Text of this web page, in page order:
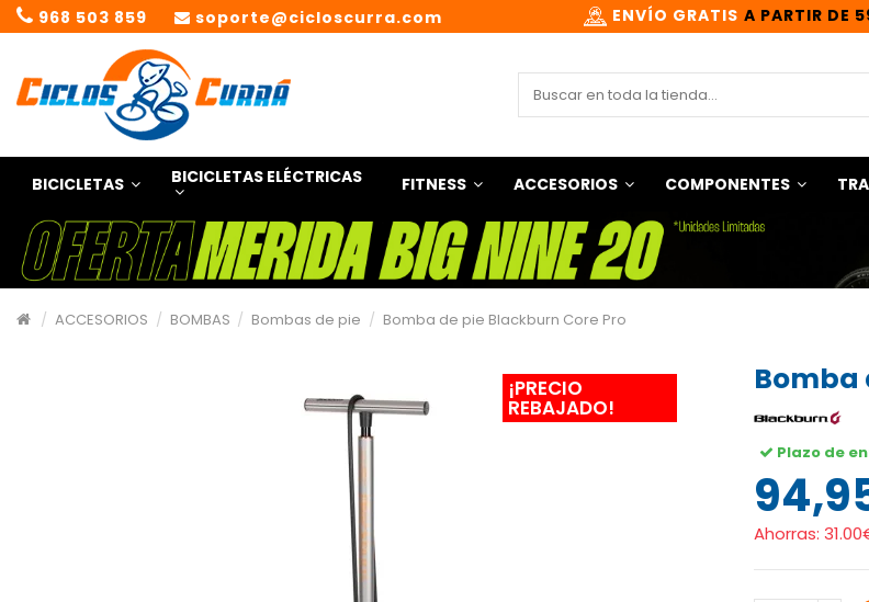
968 503 859 soporte@cicloscurra.com ENVÍO GRATIS A PARTIR DE
BICICLETAS BICICLETAS ELÉCTRICAS FITNESS ACCESORIOS COMPONENTES
ACCESORIOS BOMBAS Bombas de pie Bomba de pie Blackburn Core Pro
¡PRECIO
REBAJADO!
Bomba
Plazo de
Ahorras: